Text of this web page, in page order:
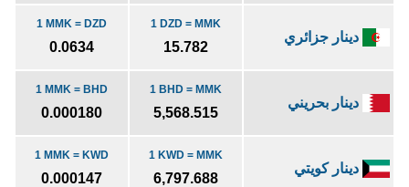
دينار جزائري
1 DZD = MMK
15.782
1 MMK = DZD
0.0634
دينار بحريني
1 BHD = MMK
5,568.515
1 MMK = BHD
0.000180
دينار كويتي
1 KWD = MMK
6,797.688
1 MMK = KWD
0.000147